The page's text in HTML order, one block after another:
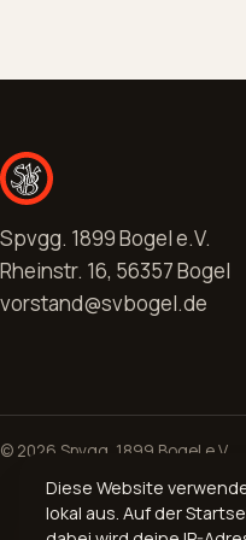
Spvgg. 1899 Bogel e.V.
Rheinstr. 16, 56357 Bogel
vorstand@svbogel.de
© 2026 Spvgg. 1899 Bogel e.V.
Diese Website
lokal aus. Auf der